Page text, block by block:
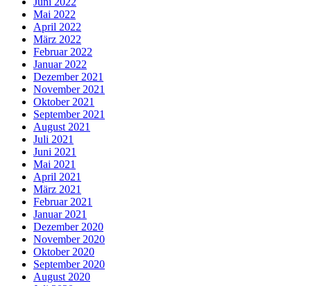
Mai 2022
April 2022
März 2022
Februar 2022
Januar 2022
Dezember 2021
November 2021
Oktober 2021
September 2021
August 2021
Juli 2021
Juni 2021
Mai 2021
April 2021
März 2021
Februar 2021
Januar 2021
Dezember 2020
November 2020
Oktober 2020
September 2020
August 2020